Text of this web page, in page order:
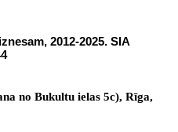
2012-2025. SIA
no Bukultu ielas 5c), Rīga,